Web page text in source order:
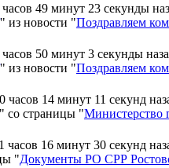
49 минут 23 секунды
" из новости "Поздравляем
50 минут 3 секунды
" из новости "Поздравляем
часов 14 минут 11 секунд
" со страницы "Министерство
часов 16 минут 30 секунд
"Документы РО СРР